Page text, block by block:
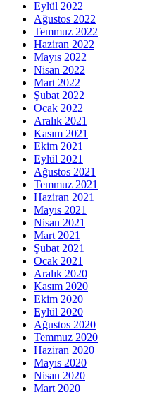
Eylül 2022
Ağustos 2022
Temmuz 2022
Haziran 2022
Mayıs 2022
Nisan 2022
Mart 2022
Şubat 2022
Ocak 2022
Aralık 2021
Kasım 2021
Ekim 2021
Eylül 2021
Ağustos 2021
Temmuz 2021
Haziran 2021
Mayıs 2021
Nisan 2021
Mart 2021
Şubat 2021
Ocak 2021
Aralık 2020
Kasım 2020
Ekim 2020
Eylül 2020
Ağustos 2020
Temmuz 2020
Haziran 2020
Mayıs 2020
Nisan 2020
Mart 2020